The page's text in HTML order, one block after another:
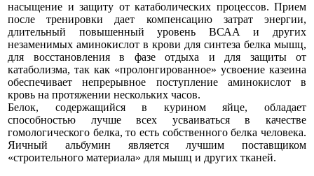
насыщение и защиту от катаболических процессов. Прием
после тренировки дает компенсацию затрат энергии,
длительный повышенный уровень ВСАА и других
незаменимых аминокислот в крови для синтеза белка мышц,
для восстановления в фазе отдыха и для защиты от
катаболизма, так как «пролонгированное» усвоение казеина
обеспечивает непрерывное поступление аминокислот в
кровь на протяжении нескольких часов.
Белок, содержащийся в курином яйце, обладает
способностью лучше всех усваиваться в качестве
гомологического белка, то есть собственного белка человека.
Яичный альбумин является лучшим поставщиком
«строительного материала» для мышц и других тканей.